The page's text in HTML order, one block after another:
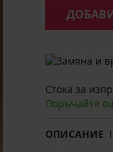
Стока за
Поръчайте
ОПИСАНИЕ